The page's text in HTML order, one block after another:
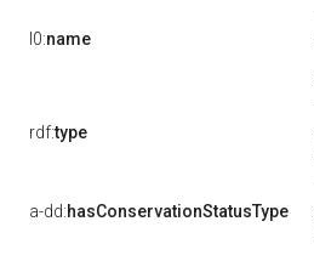
l0:name
rdf:type
a-dd:hasConservationStatusType